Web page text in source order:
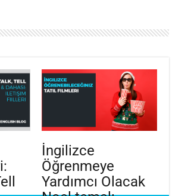
İngilizce
Öğrenmeye
Yardımcı Olacak